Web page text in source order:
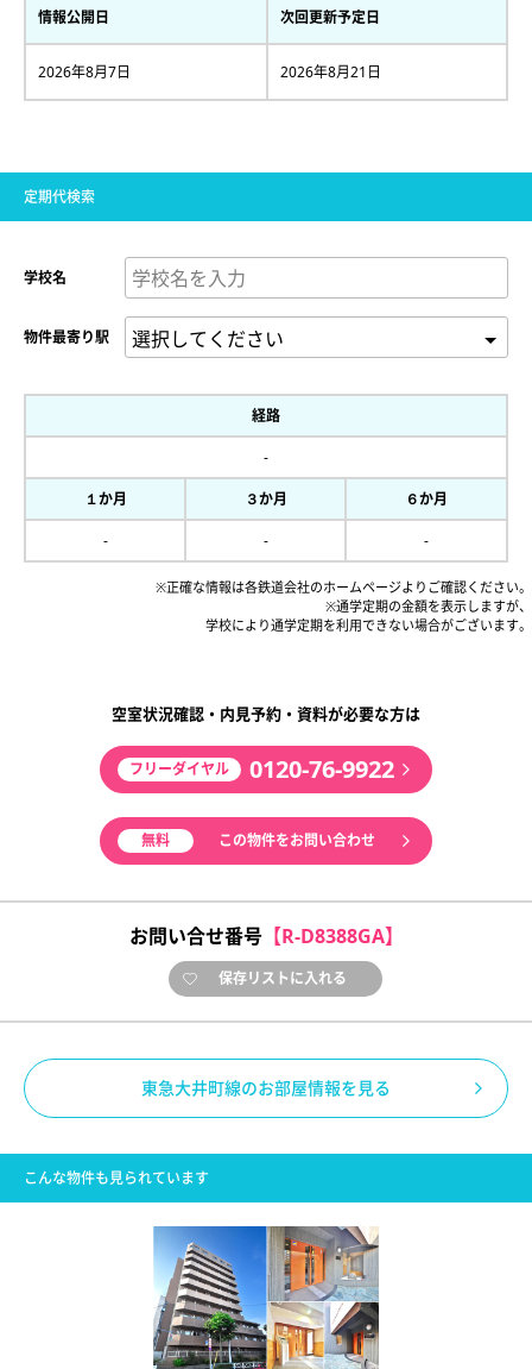
情報公開日
2026年8月7日
次回更新予定日
2026年8月21日
定期代検索
学校名
物件最寄り駅
経路
-
１か月 ３か月 ６か月
- - -
※正確な情報は各鉄道会社のホームページよりご確認ください。
※通学定期の金額を表示しますが、
学校により通学定期を利用できない場合がございます。
空室状況確認・内見予約・資料が必要な方は
フリーダイヤル 0120-76-9922
無料 この物件をお問い合わせ
お問い合せ番号【R-D8388GA】
保存リストに入れる
東急大井町線のお部屋情報を見る
こんな物件も見られています